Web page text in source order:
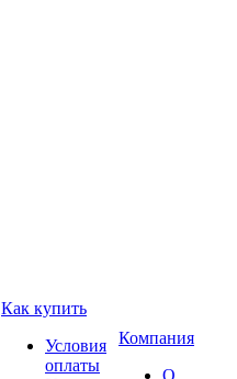
Как купить
Условия
оплаты
Компания
О